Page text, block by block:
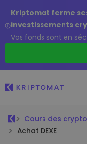
Kriptomat ferme
investissements
Vos fonds sont en
Cours des
Achat DEXE